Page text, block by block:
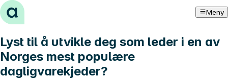
Hopp til innhold Meny
Lyst til å utvikle deg som leder i en av
Norges mest populære
dagligvarekjeder?